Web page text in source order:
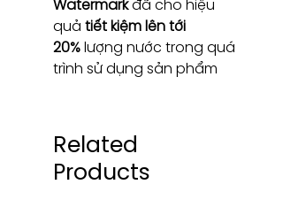
Watermarkđã cho hiệu
quả tiết kiệm lên tới
20%lượng nước trong quá
trình sử dụng sản phẩm
Related
Products